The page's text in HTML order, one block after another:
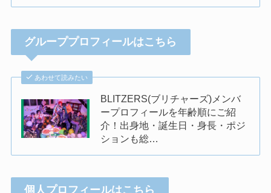
グループプロフィールはこちら
あわせて読みたい
BLITZERS(ブリチャーズ)メンバ
ープロフィールを年齢順にご紹
介！出身地・誕生日・身長・ポジ
ションも総…
個人プロフィールはこちら